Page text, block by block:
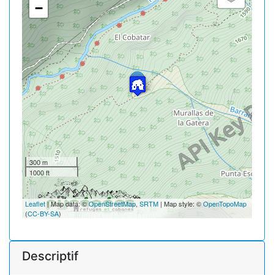
−
300 m
1000 ft
Leaflet| Map data: ©OpenStreetMap, SRTM | Map style: ©OpenTopoMap
(CC-BY-SA)
Descriptif